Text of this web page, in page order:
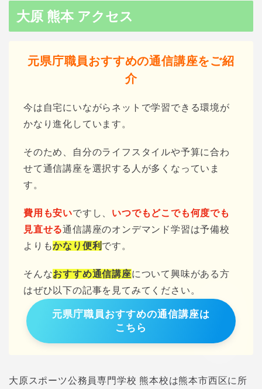
大原 熊本 アクセス
元県庁職員おすすめの通信講座をご紹
介
今は自宅にいながらネットで学習できる環境が
かなり進化しています。
そのため、自分のライフスタイルや予算に合わ
せて通信講座を選択する人が多くなっていま
す。
費用も安いですし、 いつでもどこでも何度でも
見直せる通信講座のオンデマンド学習は予備校
よりもかなり便利 です。
そんなおすすめ通信講座について興味がある方
はぜひ以下の記事を見てみてください。
元県庁職員おすすめの通信講座は
こちら
大原スポーツ公務員専門学校 熊本校は熊本市西区に所